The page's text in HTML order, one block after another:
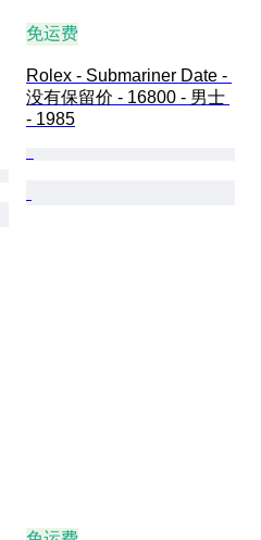
免运费
Rolex - Submariner Date -
没有保留价 - 16800 - 男士
- 1985